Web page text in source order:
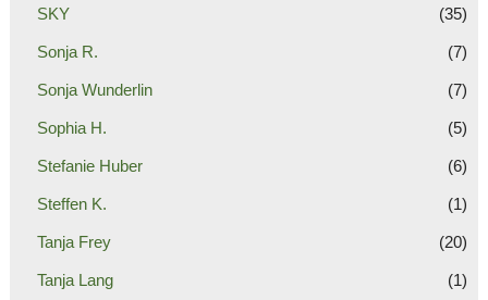
SKY (35)
Sonja R. (7)
Sonja Wunderlin (7)
Sophia H. (5)
Stefanie Huber (6)
Steffen K. (1)
Tanja Frey (20)
Tanja Lang (1)